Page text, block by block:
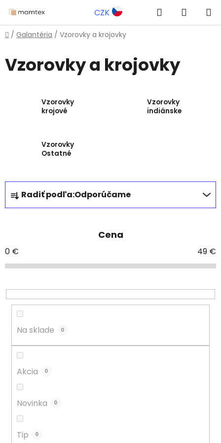
na
obsah
CZK Hľadať
KOŠÍK
Domov
/ Galantéria / Vzorovky a krojovky
Vzorovky a krojovky
Vzorovky
krojové
Vzorovky
indiánske
Vzorovky
Ostatné
R
a
d
i
e
r
o
Radiť podľa:Odporúčame
Cena
0 € 49 €
Na sklade 0
Akcia 0
Novinka 0
Tip 0